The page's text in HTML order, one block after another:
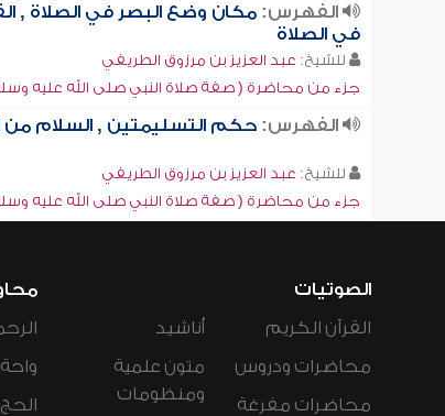
الفهرس:مكان وضع البصر في الصلاة ,
في الصلاة
للشيخ: عبد العزيز بن مرزوق الطريفي
جزء من محاضرة ( صفة صلاة النبي صلى الله عليه وسلم
الفهرس:حكم التسليمتين , السلام من
للشيخ: عبد العزيز بن مرزوق الطريفي
جزء من محاضرة ( صفة صلاة النبي صلى الله عليه وسلم
الصوتيات
القرآن الكريم
محاضرات ودروس
محاضرات مفرغة
أناشيد
متون علمية
ومنظومات